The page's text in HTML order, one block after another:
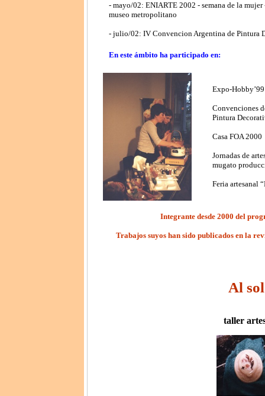
- mayo/02: ENIARTE 2002 - semana de la
museo metropolitano
- julio/02: IV Convencion Argentina de Pintura
En este ámbito ha participado en:
Expo-
Convenciones
Pintura
Casa FOA 2000
Jornadas de
mugato
Feria artesanal
Integrante desde 2000 del
Trabajos suyos han sido publicados en la
Al
taller